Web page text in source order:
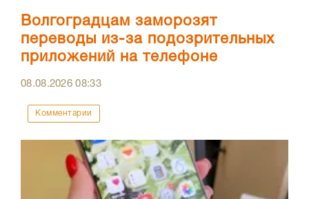
Волгоградцам заморозят
переводы из-за подозрительных
приложений на телефоне
08.08.202608:33
Комментарии